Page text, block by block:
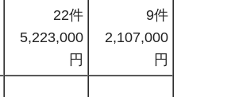
22件
5,223,000
円
9件
2,107,000
円